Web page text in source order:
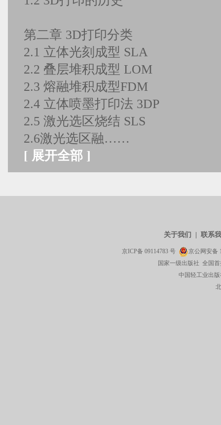
第二章 3D打印分类
2.1 立体光刻成型 SLA
2.2 叠层堆积成型 LOM
2.3 熔融堆积成型FDM
2.4 立体喷墨打印法 3DP
2.5 激光选区烧结 SLS
2.6激光选区融……
[ 展开全部 ]
关于我们 联系
京ICP备 09114783 号 京公网安备
国家一级出版社 全国
中国轻工业出版